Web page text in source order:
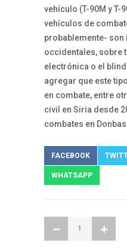
vehículo (T-90M y T-
vehículos de
probablemente-
occidentales, sobre
electrónica o el
agregar que este
en combate, entre
civil en Siria desde
combates en
FACEBOOK
WHATSAPP